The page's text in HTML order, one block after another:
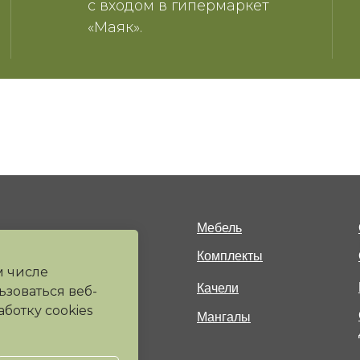
с входом в гипермаркет
«Маяк».
числе
веб-
cookies
Мебель
Комплекты
Мангалы
Качели